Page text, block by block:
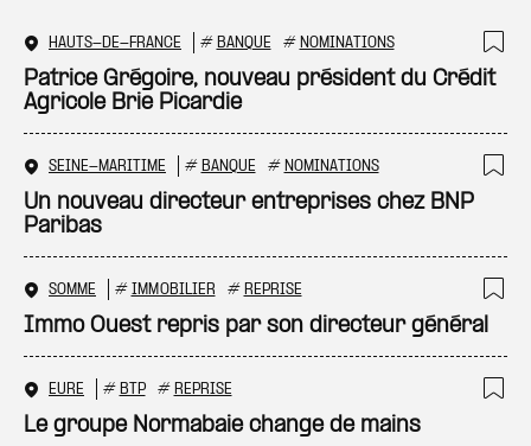
HAUTS-DE-FRANCE # BANQUE # NOMINATIONS
Patrice Grégoire, nouveau président du Crédit
Agricole Brie Picardie
SEINE-MARITIME # BANQUE # NOMINATIONS
Un nouveau directeur entreprises chez BNP
Paribas
SOMME # IMMOBILIER # REPRISE
Immo Ouest repris par son directeur général
EURE # BTP # REPRISE
Le groupe Normabaie change de mains